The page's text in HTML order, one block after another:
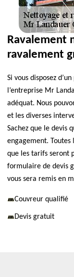
Ravalement
ravalement
Si vous disposez
l’entreprise Mr
adéquat. Nous
et les diverses
Sachez que le devis
engagement. Toutes
que les tarifs seront
formulaire de devis
vous sera remis en
Couvreur qualifié
Devis gratuit